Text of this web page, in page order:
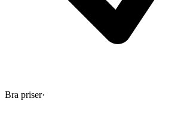
Bra priser·